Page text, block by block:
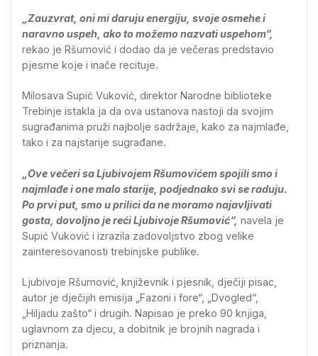
„Zauzvrat, oni mi daruju energiju, svoje osmehe i
naravno uspeh, ako to možemo nazvati uspehom“,
rekao je Ršumović i dodao da je večeras predstavio
pjesme koje i inače recituje.
Milosava Supić Vuković, direktor Narodne biblioteke
Trebinje istakla ja da ova ustanova nastoji da svojim
sugrađanima pruži najbolje sadržaje, kako za najmlađe,
tako i za najstarije sugrađane.
„Ove večeri sa Ljubivojem Ršumovićem spojili smo i
najmlađe i one malo starije, podjednako svi se raduju.
Po prvi put, smo u prilici da ne moramo najavljivati
gosta, dovoljno je reći Ljubivoje Ršumović“, navela je
Supić Vuković i izrazila zadovoljstvo zbog velike
zainteresovanosti trebinjske publike.
Ljubivoje Ršumović, književnik i pjesnik, dječiji pisac,
autor je dječijih emisija „Fazoni i fore“, „Dvogled“,
„Hiljadu zašto“ i drugih. Napisao je preko 90 knjiga,
uglavnom za djecu, a dobitnik je brojnih nagrada i
priznanja.